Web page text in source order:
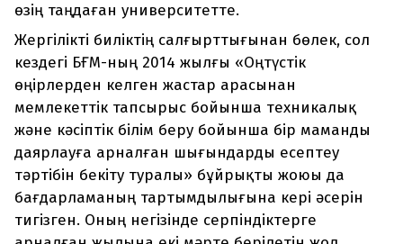
өзің таңдаған университетте.
Жергілікті биліктің салғырттығынан бөлек, сол
кездегі БҒМ-ның 2014 жылғы «Оңтүстік
өңірлерден келген жастар арасынан
мемлекеттік тапсырыс бойынша техникалық
және кәсіптік білім беру бойынша бір маманды
даярлауға арналған шығындарды есептеу
тәртібін бекіту туралы» бұйрықты жоюы да
бағдарламаның тартымдылығына кері әсерін
тигізген. Оның негізінде серпіндіктерге